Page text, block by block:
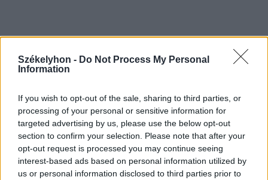
Székelyhon - Do Not Process My Personal
Information
If you wish to opt-out of the sale, sharing to third parties, or
processing of your personal or sensitive information for
targeted advertising by us, please use the below opt-out
section to confirm your selection. Please note that after your
opt-out request is processed you may continue seeing
interest-based ads based on personal information utilized by
us or personal information disclosed to third parties prior to
Hasznos
Impresszum